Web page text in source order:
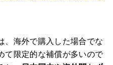
、海外で購入した場合でな
て限定的な補償が多いので